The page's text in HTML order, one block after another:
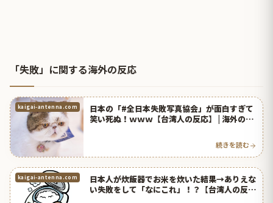
「失敗」に関する海外の反応
kaigai-antenna.com
日本の「#全日本失敗写真協会」が面白すぎて
笑い死ぬ！ｗｗｗ【台湾人の反応】 | 海外の反
続きを読む
kaigai-antenna.com
日本人が炊飯器でお米を炊いた結果→ありえな
い失敗をして「なにこれ」！？【台湾人の反